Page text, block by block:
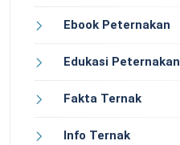
Ebook Peternakan
Edukasi Peternakan
Fakta Ternak
Info Ternak